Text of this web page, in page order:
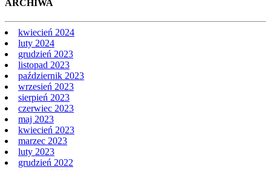
kwiecień 2024
luty 2024
grudzień 2023
listopad 2023
październik 2023
wrzesień 2023
sierpień 2023
czerwiec 2023
maj 2023
kwiecień 2023
marzec 2023
luty 2023